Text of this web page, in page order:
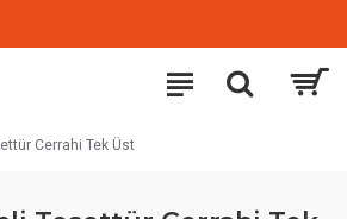
Cerrahi Tek Üst